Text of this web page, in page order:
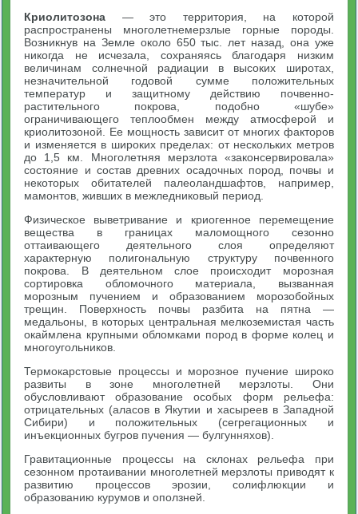
Криолитозона — это территория, на которой
распространены многолетнемерзлые горные породы.
Возникнув на Земле около 650 тыс. лет назад, она уже
никогда не исчезала, сохраняясь благодаря низким
величинам солнечной радиации в высоких широтах,
незначительной годовой сумме положительных
температур и защитному действию почвенно-
растительного покрова, подобно «шубе»
ограничивающего теплообмен между атмосферой и
криолитозоной. Ее мощность зависит от многих факторов
и изменяется в широких пределах: от нескольких метров
до 1,5 км. Многолетняя мерзлота «законсервировала»
состояние и состав древних осадочных пород, почвы и
некоторых обитателей палеоландшафтов, например,
мамонтов, живших в межледниковый период.
Физическое выветривание и криогенное перемещение
вещества в границах маломощного сезонно
оттаивающего деятельного слоя определяют
характерную полигональную структуру почвенного
покрова. В деятельном слое происходит морозная
сортировка обломочного материала, вызванная
морозным пучением и образованием морозобойных
трещин. Поверхность почвы разбита на пятна —
медальоны, в которых центральная мелкоземистая часть
окаймлена крупными обломками пород в форме колец и
многоугольников.
Термокарстовые процессы и морозное пучение широко
развиты в зоне многолетней мерзлоты. Они
обусловливают образование особых форм рельефа:
отрицательных (аласов в Якутии и хасыреев в Западной
Сибири) и положительных (сегрегационных и
инъекционных бугров пучения — булгунняхов).
Гравитационные процессы на склонах рельефа при
сезонном протаивании многолетней мерзлоты приводят к
развитию процессов эрозии, солифлюкции и
образованию курумов и оползней.